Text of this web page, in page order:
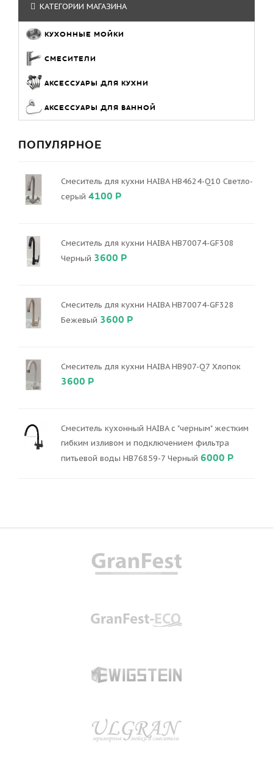
КАТЕГОРИИ МАГАЗИНА
КУХОННЫЕ МОЙКИ
СМЕСИТЕЛИ
АКСЕССУАРЫ ДЛЯ КУХНИ
АКСЕССУАРЫ ДЛЯ ВАННОЙ
ПОПУЛЯРНОЕ
Смеситель для кухни HAIBA HB4624-Q10 Светло-
серый 4100 Р
Смеситель для кухни HAIBA HB70074-GF308
Черный 3600 Р
Смеситель для кухни HAIBA HB70074-GF328
Бежевый 3600 Р
Смеситель для кухни HAIBA HB907-Q7 Хлопок
3600 Р
Смеситель кухонный HAIBA с "черным" жестким
гибким изливом и подключением фильтра
питьевой воды HB76859-7 Черный 6000 Р